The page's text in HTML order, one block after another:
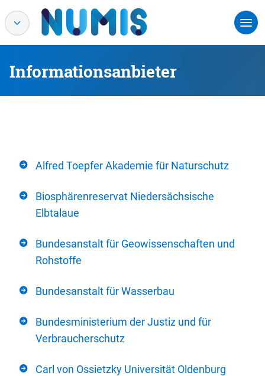
Informationsanbieter
Alfred Toepfer Akademie für Naturschutz
Biosphärenreservat Niedersächsische
Elbtalaue
Bundesanstalt für Geowissenschaften und
Rohstoffe
Bundesanstalt für Wasserbau
Bundesministerium der Justiz und für
Verbraucherschutz
Carl von Ossietzky Universität Oldenburg